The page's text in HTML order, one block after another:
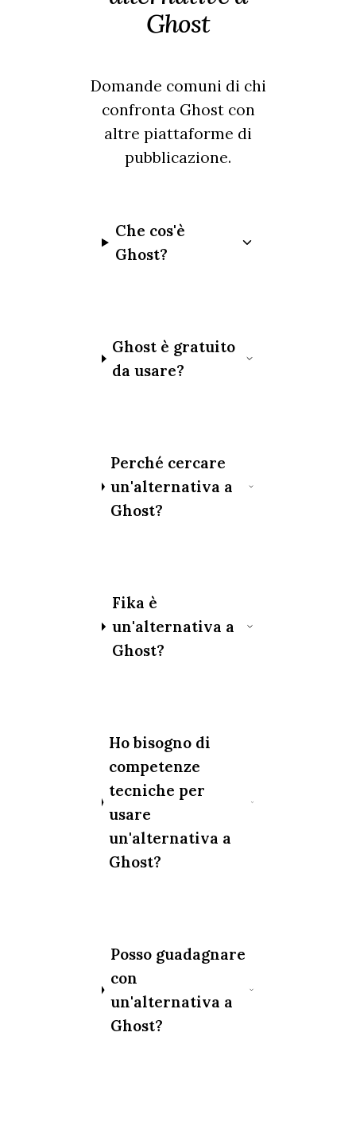
Ghost
Domande comuni di chi
confronta Ghost con
altre piattaforme di
pubblicazione.
Che cos'è
Ghost?
Ghost è gratuito
da usare?
Perché cercare
un'alternativa a
Ghost?
Fika è
un'alternativa a
Ghost?
Ho bisogno di
competenze
tecniche per
usare
un'alternativa a
Ghost?
Posso guadagnare
con
un'alternativa a
Ghost?